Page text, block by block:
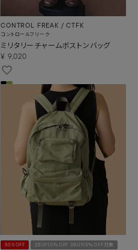
CONTROL FREAK / CTFK
コントロールフリーク
ミリタリーチャームボストンバッグ
¥ 9,020
50%OFF 2BUY10％OFF 3BUY15％OFF対象